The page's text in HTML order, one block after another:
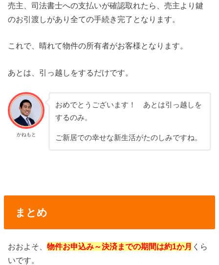
売主、司法書士への支払いが確認取れたら、売主より鍵
のお引渡しがあり全ての手続き完了となります。
これで、晴れて物件の所有者がお客様となります。
あとは、引っ越しをするだけです。
かねもと
おめでとうございます！ あとは引っ越しを
するのみ。
ご新居での幸せな新生活がたのしみですね。
まとめ
おおよそ、物件お申込み～決済までの期間は約1か月 くら
いです。